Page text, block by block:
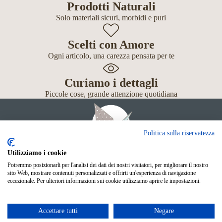
Prodotti Naturali
Solo materiali sicuri, morbidi e puri
Scelti con Amore
Ogni articolo, una carezza pensata per te
Curiamo i dettagli
Piccole cose, grande attenzione quotidiana
Giochi
Neonato
Shop Online
© Mille Gru di Sofia Calore. P.IVA 05033240283
Politica sulla riservatezza
Utilizziamo i cookie
Potremmo posizionarli per l'analisi dei dati dei nostri visitatori, per migliorare il nostro
sito Web, mostrare contenuti personalizzati e offrirti un'esperienza di navigazione
eccezionale. Per ulteriori informazioni sui cookie utilizziamo aprire le impostazioni.
Accettare tutti Negare